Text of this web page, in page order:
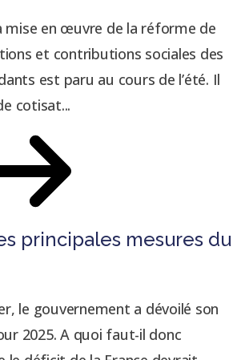
mise en œuvre de la réforme de
et contributions sociales des
est paru au cours de l’été. Il
cotisat...
principales mesures du
le gouvernement a dévoilé son
2025. A quoi faut-il donc